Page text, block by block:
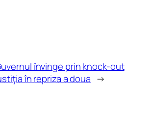
învinge prin knock-out
în repriza a doua →